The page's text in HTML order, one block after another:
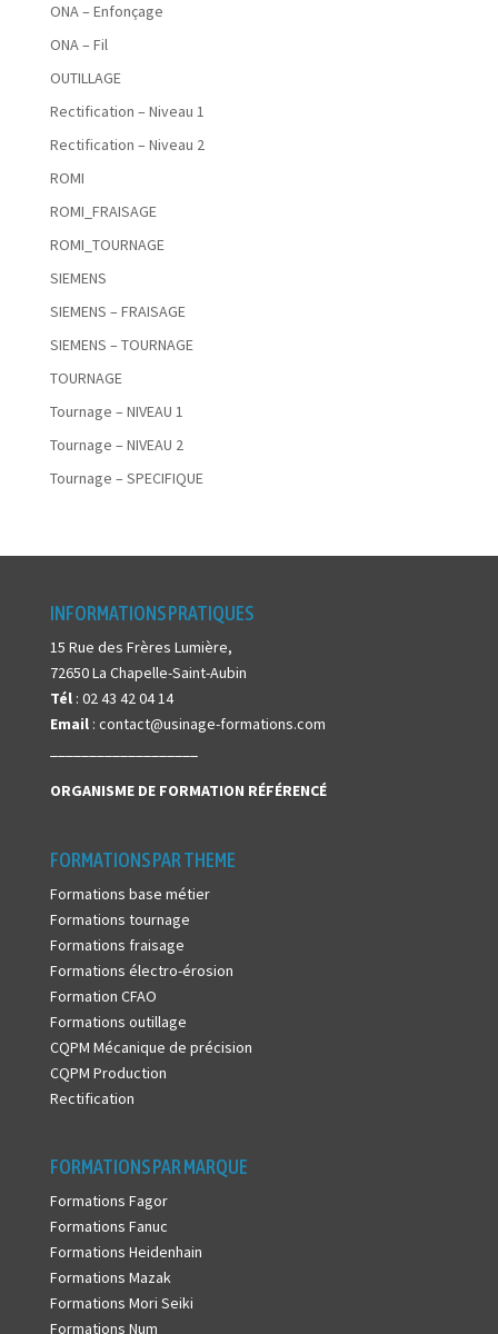
ONA – Enfonçage
ONA – Fil
OUTILLAGE
Rectification – Niveau 1
Rectification – Niveau 2
ROMI
ROMI_FRAISAGE
ROMI_TOURNAGE
SIEMENS
SIEMENS – FRAISAGE
SIEMENS – TOURNAGE
TOURNAGE
Tournage – NIVEAU 1
Tournage – NIVEAU 2
Tournage – SPECIFIQUE
INFORMATIONS PRATIQUES
15 Rue des Frères Lumière,
72650 La Chapelle-Saint-Aubin
Tél: 02 43 42 04 14
Email: contact@usinage-formations.com
ORGANISME DE FORMATION RÉFÉRENCÉ
FORMATIONS PAR THEME
Formations base métier
Formations tournage
Formations fraisage
Formations électro-érosion
Formation CFAO
Formations outillage
CQPM Mécanique de précision
CQPM Production
Rectification
FORMATIONS PAR MARQUE
Formations Fagor
Formations Fanuc
Formations Heidenhain
Formations Mazak
Formations Mori Seiki
Formations Num